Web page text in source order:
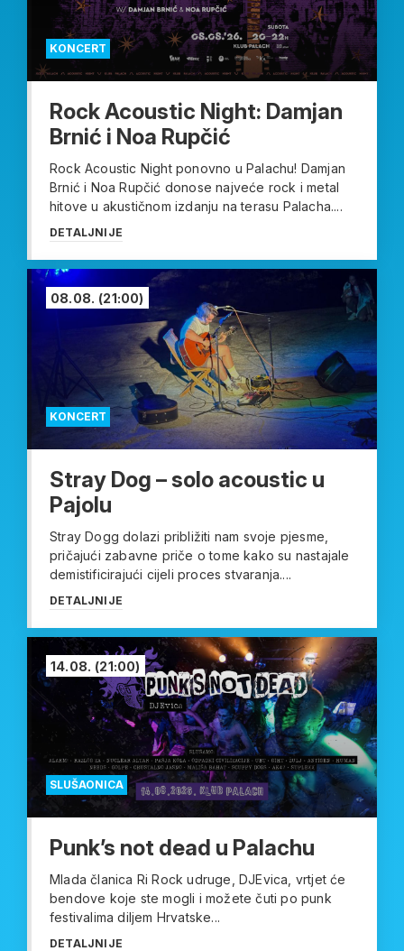
KONCERT
Rock Acoustic Night: Damjan
Brnić i Noa Rupčić
Rock Acoustic Night ponovno u Palachu! Damjan
Brnić i Noa Rupčić donose najveće rock i metal
hitove u akustičnom izdanju na terasu Palacha....
DETALJNIJE
KONCERT
08.08. (21:00)
Stray Dog – solo acoustic u
Pajolu
Stray Dogg dolazi približiti nam svoje pjesme,
pričajući zabavne priče o tome kako su nastajale
demistificirajući cijeli proces stvaranja....
DETALJNIJE
SLUŠAONICA
14.08. (21:00)
Punk’s not dead u Palachu
Mlada članica Ri Rock udruge, DJEvica, vrtjet će
bendove koje ste mogli i možete čuti po punk
festivalima diljem Hrvatske...
DETALJNIJE